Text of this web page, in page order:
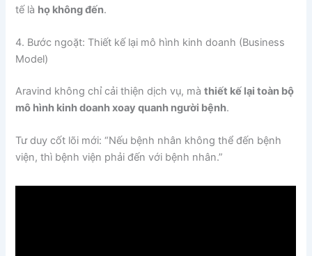
tế là họ không đến.
4. Bước ngoặt: Thiết kế lại mô hình kinh doanh (Business
Model)
Aravind không chỉ cải thiện dịch vụ, màthiết kế lại toàn bộ
mô hình kinh doanh xoay quanh người bệnh.
Tư duy cốt lõi mới: “Nếu bệnh nhân không thể đến bệnh
viện, thì bệnh viện phải đến với bệnh nhân.”